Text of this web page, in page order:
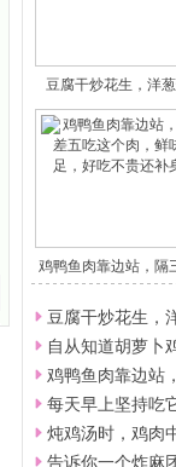
豆腐干炒花生，洋
粉，干椒
鸡鸭鱼肉靠边站，隔
豆腐干炒花生，
自从知道胡萝卜
鸡鸭鱼肉靠边站
每天早上坚持吃
炖鸡汤时，鸡肉
告诉你一个炸麻